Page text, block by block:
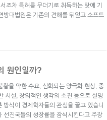
조차 특허를 무더기로 취득하는 탓에 기
방대법원은 기존의 견해를 뒤엎고 소프트
원인일까?
을 약한 수요, 심화되는 양극화 현상, 중
시설, 창의적인 생각의 소진 등으로 설명
식이 경제학자들의 관심을 끌고 있습니
선진국들의 성장률을 잠식시킨다고 주장